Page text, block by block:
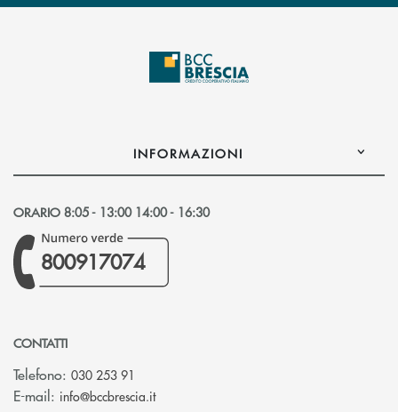
INFORMAZIONI
ORARIO 8:05 - 13:00 14:00 - 16:30
800917074
CONTATTI
Telefono: 030 253 91
E-mail: info@bccbrescia.it(si apre l’app di posta elettronica)